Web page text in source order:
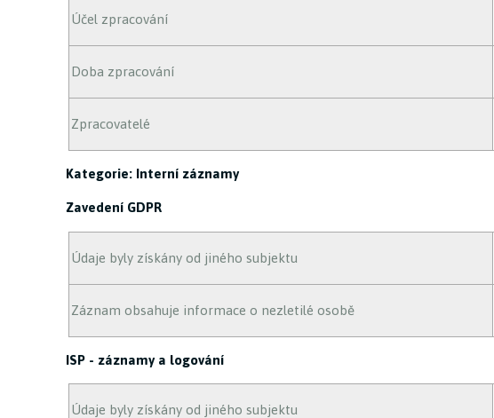
Účel zpracování
Doba zpracování
Zpracovatelé
Kategorie: Interní záznamy
Zavedení GDPR
Údaje byly získány od jiného subjektu
Záznam obsahuje informace o nezletilé osobě
ISP - záznamy a logování
Údaje byly získány od jiného subjektu